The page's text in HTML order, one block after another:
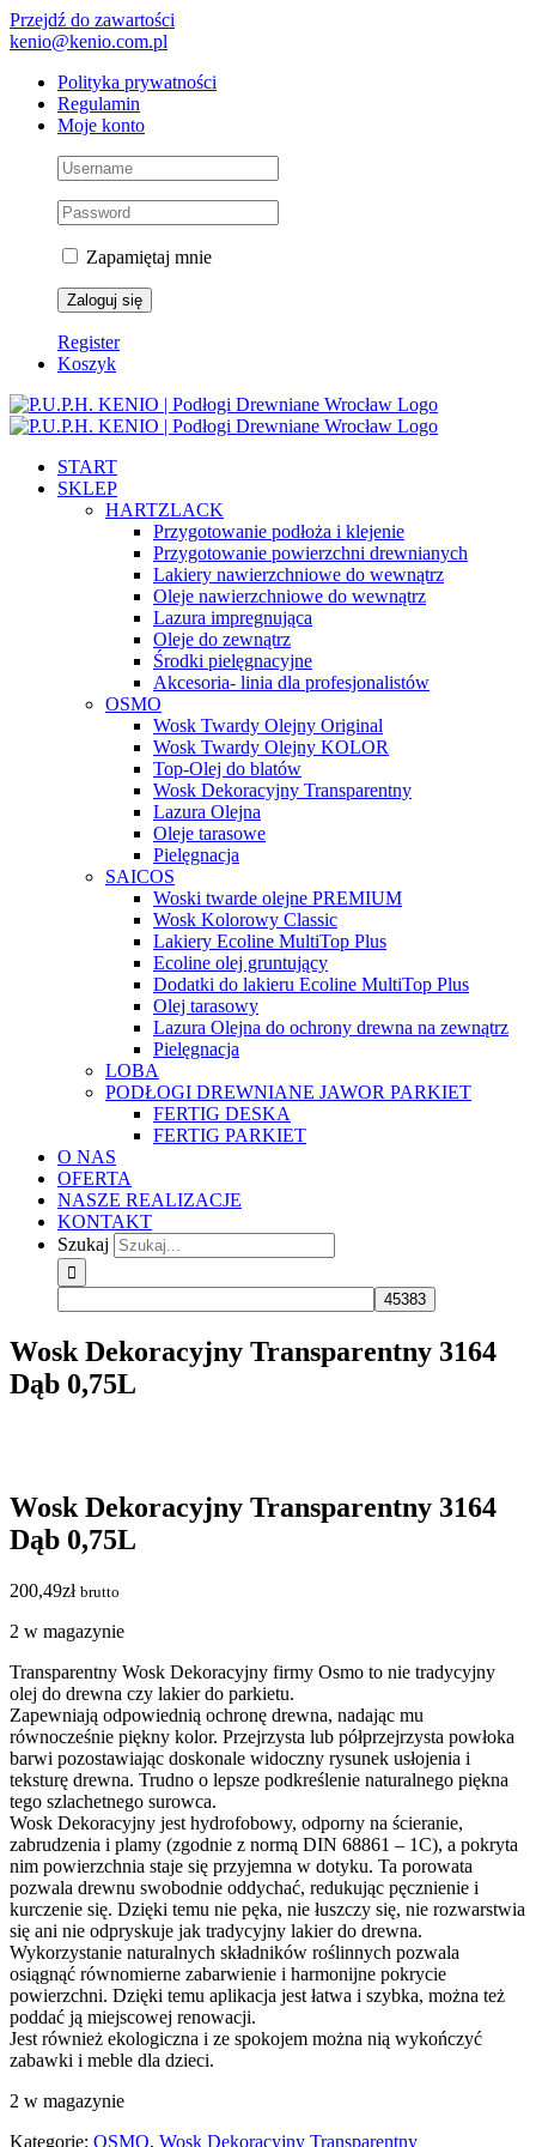
Przejdź do zawartości
kenio@kenio.com.pl
Polityka prywatności
Regulamin
Moje konto
Zapamiętaj mnie
Register
Koszyk
START
SKLEP
HARTZLACK
Przygotowanie podłoża i klejenie
Przygotowanie powierzchni drewnianych
Lakiery nawierzchniowe do wewnątrz
Oleje nawierzchniowe do wewnątrz
Lazura impregnująca
Oleje do zewnątrz
Środki pielęgnacyjne
Akcesoria- linia dla profesjonalistów
OSMO
Wosk Twardy Olejny Original
Wosk Twardy Olejny KOLOR
Top-Olej do blatów
Wosk Dekoracyjny Transparentny
Lazura Olejna
Oleje tarasowe
Pielęgnacja
SAICOS
Woski twarde olejne PREMIUM
Wosk Kolorowy Classic
Lakiery Ecoline MultiTop Plus
Ecoline olej gruntujący
Dodatki do lakieru Ecoline MultiTop Plus
Olej tarasowy
Lazura Olejna do ochrony drewna na zewnątrz
Pielęgnacja
LOBA
PODŁOGI DREWNIANE JAWOR PARKIET
FERTIG DESKA
FERTIG PARKIET
O NAS
OFERTA
NASZE REALIZACJE
KONTAKT
Szukaj
Wosk Dekoracyjny Transparentny 3164
Dąb 0,75L
Wosk Dekoracyjny Transparentny 3164
Dąb 0,75L
200,49zł brutto
2 w magazynie
Transparentny Wosk Dekoracyjny firmy Osmo to nie tradycyjny
olej do drewna czy lakier do parkietu.
Zapewniają odpowiednią ochronę drewna, nadając mu
równocześnie piękny kolor. Przejrzysta lub półprzejrzysta powłoka
barwi pozostawiając doskonale widoczny rysunek usłojenia i
teksturę drewna. Trudno o lepsze podkreślenie naturalnego piękna
tego szlachetnego surowca.
Wosk Dekoracyjny jest hydrofobowy, odporny na ścieranie,
zabrudzenia i plamy (zgodnie z normą DIN 68861 – 1C), a pokryta
nim powierzchnia staje się przyjemna w dotyku. Ta porowata
pozwala drewnu swobodnie oddychać, redukując pęcznienie i
kurczenie się. Dzięki temu nie pęka, nie łuszczy się, nie rozwarstwia
się ani nie odpryskuje jak tradycyjny lakier do drewna.
Wykorzystanie naturalnych składników roślinnych pozwala
osiągnąć równomierne zabarwienie i harmonijne pokrycie
powierzchni. Dzięki temu aplikacja jest łatwa i szybka, można też
poddać ją miejscowej renowacji.
Jest również ekologiczna i ze spokojem można nią wykończyć
zabawki i meble dla dzieci.
2 w magazynie
Kategorie: OSMO, Wosk Dekoracyjny Transparentny